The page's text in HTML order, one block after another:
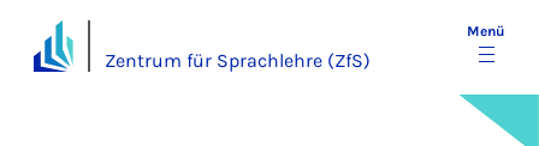
Zentrum für Sprachlehre (ZfS)
Menü